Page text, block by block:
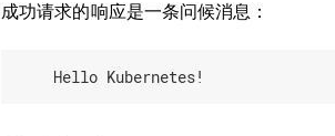
成功请求的响应是一条问候消息：